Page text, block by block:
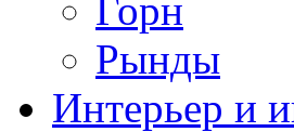
Горн
Рынды
Интерьер и